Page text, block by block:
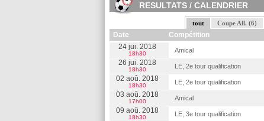
RESULTATS / CALENDRIER
tout Coupe All. (6)
Date Compétition
24 jui. 2018
18h30 Amical
26 jui. 2018
18h30 LE, 2e tour qualification
02 aoû. 2018
18h30 LE, 2e tour qualification
03 aoû. 2018
17h00 Amical
09 aoû. 2018
18h30 LE, 3e tour qualification